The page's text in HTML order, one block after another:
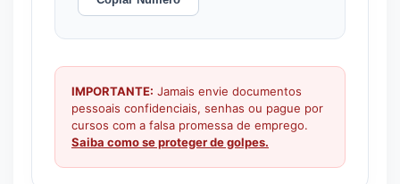
IMPORTANTE: Jamais envie documentos
pessoais confidenciais, senhas ou pague por
cursos com a falsa promessa de emprego.
Saiba como se proteger de golpes.